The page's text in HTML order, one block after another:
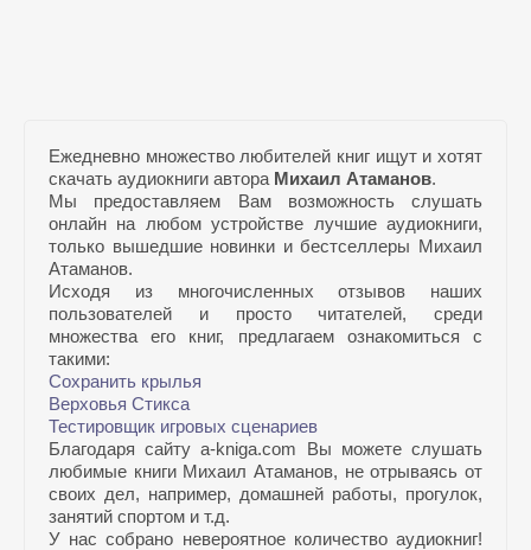
Ежедневно множество любителей книг ищут и хотят
скачать аудиокниги автора Михаил Атаманов.
Мы предоставляем Вам возможность слушать
онлайн на любом устройстве лучшие аудиокниги,
только вышедшие новинки и бестселлеры Михаил
Атаманов.
Исходя из многочисленных отзывов наших
пользователей и просто читателей, среди
множества его книг, предлагаем ознакомиться с
такими:
Сохранить крылья
Верховья Стикса
Тестировщик игровых сценариев
Благодаря сайту a-kniga.com Вы можете слушать
любимые книги Михаил Атаманов, не отрываясь от
своих дел, например, домашней работы, прогулок,
занятий спортом и т.д.
У нас собрано невероятное количество аудиокниг!